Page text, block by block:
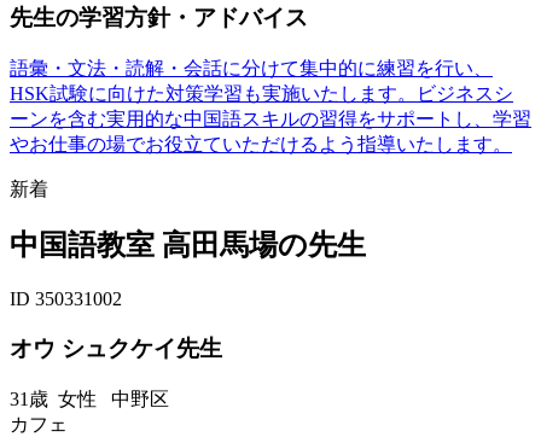
先生の学習方針・アドバイス
語彙・文法・読解・会話に分けて集中的に練習を行い、
HSK試験に向けた対策学習も実施いたします。ビジネスシ
ーンを含む実用的な中国語スキルの習得をサポートし、学習
やお仕事の場でお役立ていただけるよう指導いたします。
新着
中国語教室 高田馬場の先生
ID 350331002
オウ シュクケイ先生
31歳 女性 中野区
カフェ